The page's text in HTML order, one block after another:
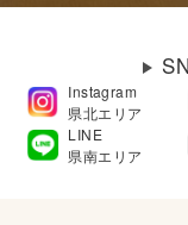
Instagram
県北エリア
LINE
県南エリア